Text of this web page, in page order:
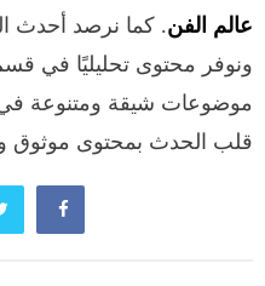
عالم الفن. كما نرصد أحدث
ونوفر محتوى تحليليًا في
موضوعات شيقة ومتنوعة
قلب الحدث بمحتوى موثوق